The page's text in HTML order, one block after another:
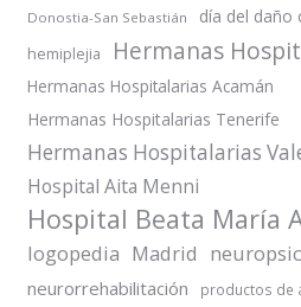
Donostia-San Sebastián día del daño
hemiplejia Hermanas
Hermanas Hospitalarias Acamán
Hermanas Hospitalarias Tenerife
Hermanas Hospitalarias
Hospital Aita Menni
Hospital Beata María
logopedia Madrid
neurorrehabilitación productos de